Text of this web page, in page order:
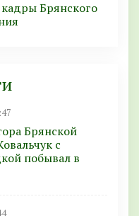
Брянского
Брянской
с
побывал в